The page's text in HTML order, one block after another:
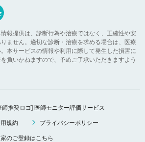
報提供は、診断行為や治療ではなく、正確性や安
ません。適切な診断・治療を求める場合は、医療
本サービスの情報や利用に際して発生した損害に
負いかねますので、予めご了承いただきますよう
師推奨ロゴ] 医師モニター評価サービス
規約 プライバシーポリシー
のご登録はこちら